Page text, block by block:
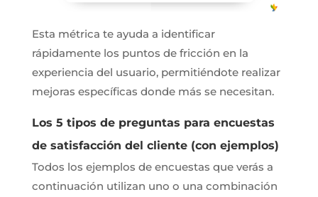
Esta métrica te ayuda a identificar
rápidamente los puntos de fricción en la
experiencia del usuario, permitiéndote realizar
mejoras específicas donde más se necesitan.
Los 5 tipos de preguntas para encuestas
de satisfacción del cliente (con ejemplos)
Todos los ejemplos de encuestas que verás a
continuación utilizan uno o una combinación